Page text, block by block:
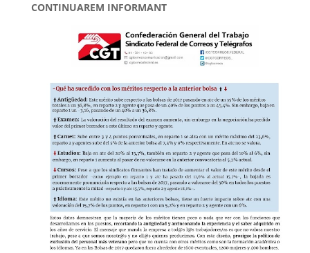
CONTINUAREM INFORMANT